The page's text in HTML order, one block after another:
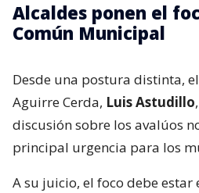
Alcaldes ponen el
Común Municipal
Desde una postura distinta,
Aguirre Cerda, Luis Astudillo
discusión sobre los avalúos
principal urgencia para los
A su juicio, el foco debe estar